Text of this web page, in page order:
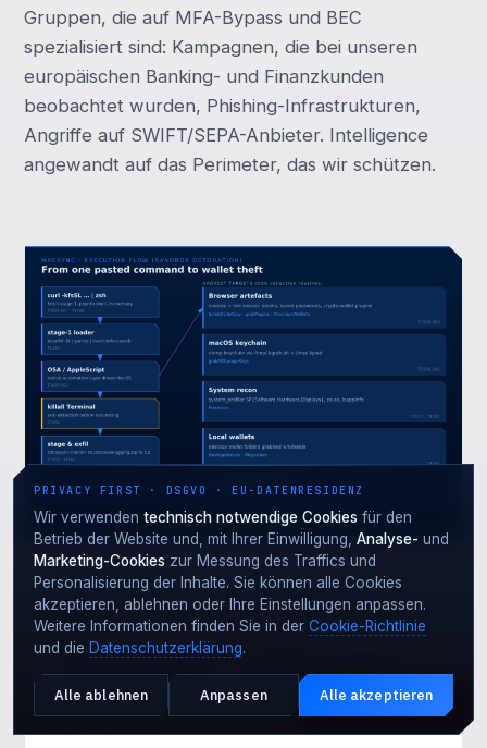
Gruppen, die auf MFA-Bypass und BEC
spezialisiert sind: Kampagnen, die bei unseren
europäischen Banking- und Finanzkunden
beobachtet wurden, Phishing-Infrastrukturen,
Angriffe auf SWIFT/SEPA-Anbieter. Intelligence
angewandt auf das Perimeter, das wir schützen.
EMERGING THREATS 17 Jul 2026
MacSync: when the victim types the attack
chain
No exploit. No attachment. No phishing email. In this
exactly one thing: copy a command from an installation
guide and paste it i…
Aktiver Angriff?
PRIVACY FIRST · DSGVO · EU-DATENRESIDENZ
Wir verwenden technisch notwendige Cookies für den
Betrieb der Website und, mit Ihrer Einwilligung, Analyse- und
Marketing-Cookies zur Messung des Traffics und
Personalisierung der Inhalte. Sie können alle Cookies
akzeptieren, ablehnen oder Ihre Einstellungen anpassen.
Weitere Informationen finden Sie in der Cookie-Richtlinie
und die Datenschutzerklärung.
Alle ablehnen Anpassen Alle akzeptieren